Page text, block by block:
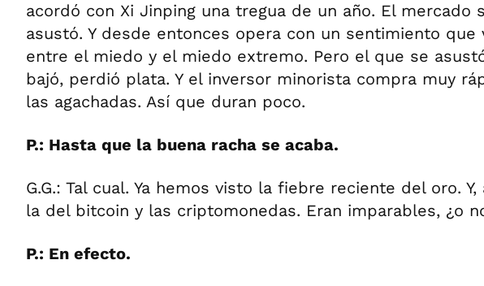
acordó con Xi Jinping una tregua de un año. El mercado
asustó. Y desde entonces opera con un sentimiento que
entre el miedo y el miedo extremo. Pero el que se
bajó, perdió plata. Y el inversor minorista compra muy
las agachadas. Así que duran poco.
P.: Hasta que la buena racha se acaba.
G.G.: Tal cual. Ya hemos visto la fiebre reciente del oro. Y,
la del bitcoin y las criptomonedas. Eran imparables, ¿o
P.: En efecto.